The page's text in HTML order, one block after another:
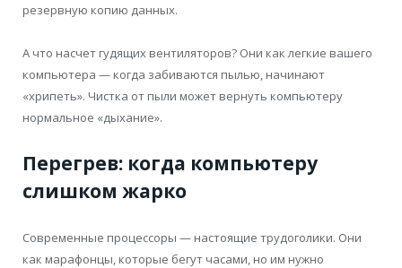
резервную копию данных.
А что насчет гудящих вентиляторов? Они как легкие вашего
компьютера — когда забиваются пылью, начинают
«хрипеть». Чистка от пыли может вернуть компьютеру
нормальное «дыхание».
Перегрев: когда компьютеру
слишком жарко
Современные процессоры — настоящие трудоголики. Они
как марафонцы, которые бегут часами, но им нужно